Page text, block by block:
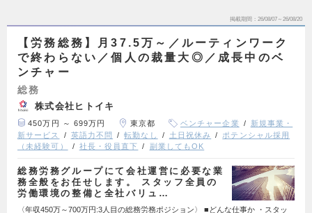
掲載期間 26/08/07～26/08/20
【労務総務】月37.5万～／ルーティンワーク
で終わらない／個人の裁量大◎／成長中のベ
ンチャー
総務
株式会社ヒトイキ
450万円 ～ 699万円 東京都 ベンチャー企業
新規事業・
新サービス
英語力不問 転勤なし 土日祝休み
ポテンシャル採用
（未経験可）
社長・役員直下 副業してもOK
総務労務グループにて会社運営に必要な業
務全般をお任せします。 スタッフ全員の
労働環境の整備と全社バリュ…
〈年収450万～700万円:3人目の総務労務ポジション〉 ■どんな仕事か ・スタッ